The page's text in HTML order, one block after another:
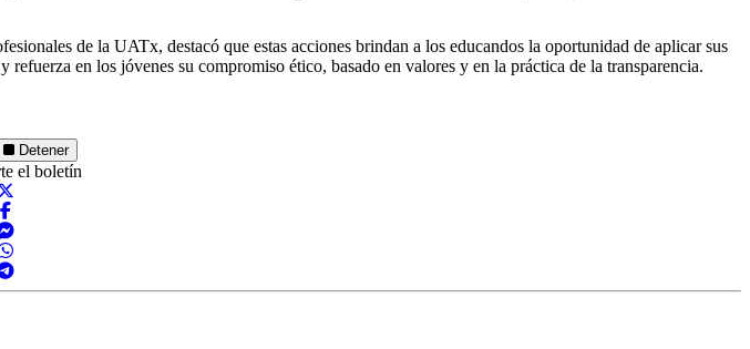
de la UATx, destacó que estas acciones brindan a los educandos la oportunidad de aplicar sus
en los jóvenes su compromiso ético, basado en valores y en la práctica de la transparencia.
Detener
el boletín